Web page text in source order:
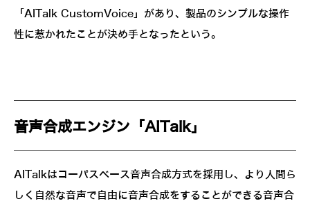
「AITalk CustomVoice」があり、製品のシンプルな操作
性に惹かれたことが決め手となったという。
音声合成エンジン「AITalk」
AITalkはコーパスベース音声合成方式を採用し、より人間ら
しく自然な音声で自由に音声合成をすることができる音声合